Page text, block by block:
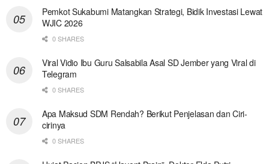
Pemkot Sukabumi Matangkan Strategi, Bidik Investasi Lewat
WJIC 2026
0 SHARES
Viral Vidio Ibu Guru Salsabila Asal SD Jember yang Viral di
Telegram
0 SHARES
Apa Maksud SDM Rendah? Berikut Penjelasan dan Ciri-
cirinya
0 SHARES